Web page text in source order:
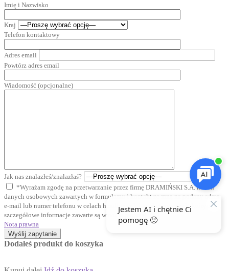
Imię i Nazwisko
Kraj
Telefon kontaktowy
Adres email
Powtórz adres email
Wiadomość (opcjonalne)
Jak nas znalazłeś/znalazłaś?
*Wyrażam zgodę na przetwarzanie przez firmę DRAMIŃSKI S.A. moich
danych osobowych zawartych w formularzu i kontakt ze mną na podany adres
e-mail lub numer telefonu w celach handlowych i marketingowych, których
szczegółowe informacje zawarte są w nocie prawnej.
Nota prawna
Wyślij zapytanie
Dodałeś produkt do koszyka